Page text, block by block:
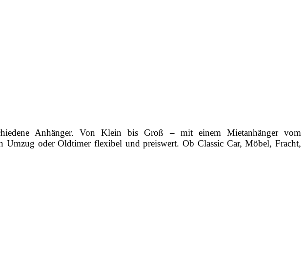
Anhänger. Von Klein bis Groß – mit einem Mietanhänger vom
oder Oldtimer flexibel und preiswert. Ob Classic Car, Möbel, Fracht,